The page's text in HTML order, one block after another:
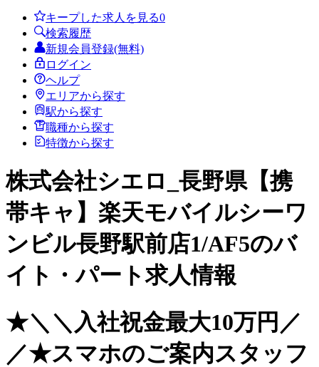
キープした求人を見る0
検索履歴
新規会員登録(無料)
ログイン
ヘルプ
エリアから探す
駅から探す
職種から探す
特徴から探す
株式会社シエロ_長野県【携
帯キャ】楽天モバイルシーワ
ンビル長野駅前店1/AF5のバ
イト・パート求人情報
★＼＼入社祝金最大10万円／
／★スマホのご案内スタッフ